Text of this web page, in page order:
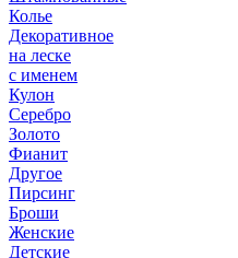
Колье
Декоративное
на леске
с именем
Кулон
Серебро
Золото
Фианит
Другое
Пирсинг
Броши
Женские
Детские